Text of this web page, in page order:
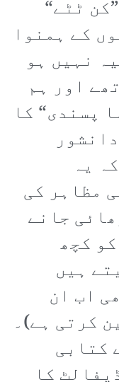
ٹٹے“
کے ہمنوا
نہیں ہو
اور ہم
پسندی“ کا
یہ
مظاہر کی
جانے
کچھ
ہیں
اب ان
کرتی ہے)۔
کتابی